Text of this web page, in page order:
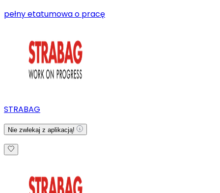
pełny etatumowa o pracę
STRABAG
Nie zwlekaj z aplikacją!